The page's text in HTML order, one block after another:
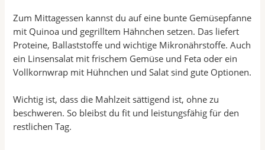
Zum Mittagessen kannst du auf eine bunte Gemüsepfanne
mit Quinoa und gegrilltem Hähnchen setzen. Das liefert
Proteine, Ballaststoffe und wichtige Mikronährstoffe. Auch
ein Linsensalat mit frischem Gemüse und Feta oder ein
Vollkornwrap mit Hühnchen und Salat sind gute Optionen.
Wichtig ist, dass die Mahlzeit sättigend ist, ohne zu
beschweren. So bleibst du fit und leistungsfähig für den
restlichen Tag.